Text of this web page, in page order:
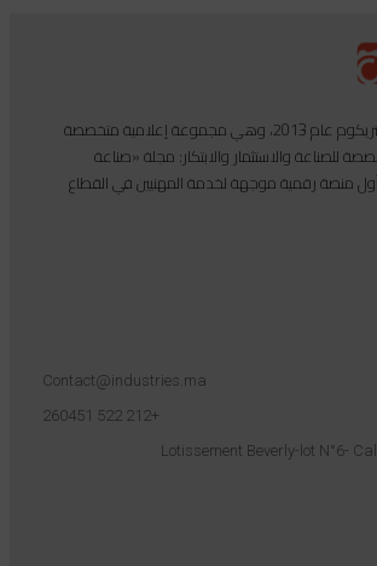
Contact@industries.ma
+212 522 260451
Lotissement Beverly-lot N°6-
تأسست مجموعة إندوستريكوم عام 2013، وهي مجموعة إعلامية متخصصة
للصناعة والاستثمار والابتكار: مجلة «صناعة
أول منصة رقمية موجهة لخدمة المهنيين في القطاع